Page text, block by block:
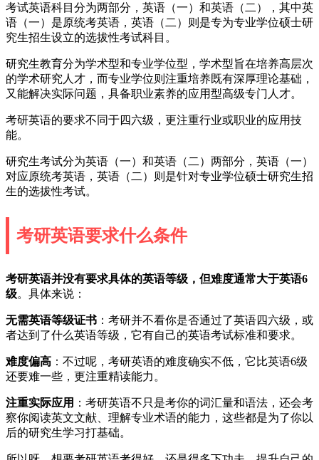
考试英语科目分为两部分，英语（一）和英语（二），其中英
语（一）是原统考英语，英语（二）则是专为专业学位硕士研
究生招生设立的选拔性考试科目。
研究生教育分为学术型和专业学位型，学术型旨在培养高层次
的学术研究人才，而专业学位则注重培养既有深厚理论基础，
又能解决实际问题，具备职业素养的应用型高级专门人才。
考研英语的要求不同于四六级，更注重行业或职业的应用技
能。
研究生考试分为英语（一）和英语（二）两部分，英语（一）
对应原统考英语，英语（二）则是针对专业学位硕士研究生招
生的选拔性考试。
考研英语要求什么条件
考研英语并没有要求具体的英语等级，但难度通常大于英语6
级。具体来说：
无需英语等级证书 ：考研并不看你是否通过了英语四六级，或
者达到了什么英语等级，它有自己的英语考试标准和要求。
难度偏高 ：不过呢，考研英语的难度确实不低，它比英语6级
还要难一些，更注重精读能力。
注重实际应用 ：考研英语不只是考你的词汇量和语法，还会考
察你阅读英文文献、理解专业术语的能力，这些都是为了你以
后的研究生学习打基础。